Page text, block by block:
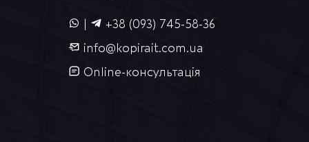
+38 (093) 745-58-36
info@kopirait.com.ua
Online-консультація